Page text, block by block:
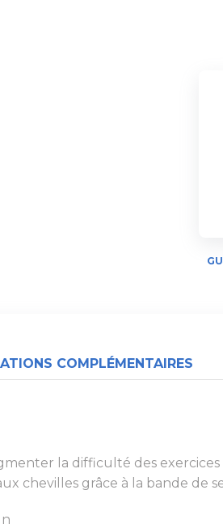
COMPLÉMENTAIRES
la difficulté des
chevilles grâce à la bande de